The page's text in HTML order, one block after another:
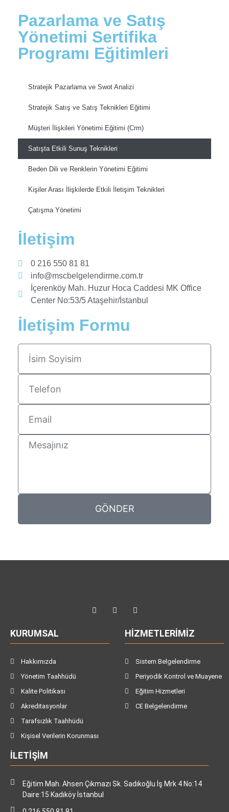
Pazarlama ve Satış
Yönetimi Sertifika
Programı Eğitimleri
Stratejik Pazarlama ve Swot Analizi
Stratejik Satış ve Satış Teknikleri Eğitimi
Müşteri İlişkileri Yönetimi Eğitimi (Crm)
Satışta Etkili Sunuş Teknikleri
Beden Dili ve Renklerin Yönetimi Eğitimi
Kişiler Arası İlişkilerde Etkili İletişim Teknikleri
Çatışma Yönetimi
İletişim
0 216 550 81 81
info@mscbelgelendirme.com.tr
İçerenköy Mah. Huzur Hoca Caddesi MK Office
Center No:53/5 Ataşehir/İstanbul
İletişim Formu
GÖNDER
KURUMSAL
Hakkımızda
Yönetim Taahhüdü
Kalite Politikası
Akreditasyonlar
Tarafsızlık Taahhüdü
Kişisel Verilerin Korunması
HIZMETLERIMIZ
Sistem Belgelendirme
Periyodik Kontrol ve Muayene
Eğitim Hizmetleri
CE Belgelendirme
İLETIŞIM
Eğitim Mah. Ahsen Çıkmazı Sk. Sadıkoğlu İş Mrk 4 No:14
Daire:15 Kadıköy İstanbul